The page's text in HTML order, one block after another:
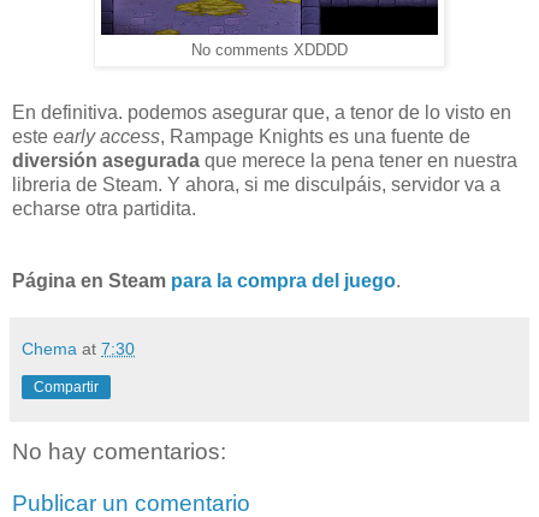
No comments XDDDD
En definitiva. podemos asegurar que, a tenor de lo visto en
este early access, Rampage Knights es una fuente de
diversión asegurada que merece la pena tener en nuestra
libreria de Steam. Y ahora, si me disculpáis, servidor va a
echarse otra partidita.
Página en Steam para la compra del juego.
Chema at 7:30
Compartir
No hay comentarios:
Publicar un comentario